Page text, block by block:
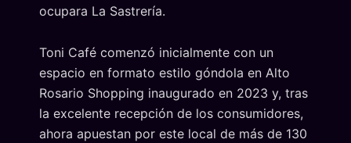
ocupara La Sastrería.
Toni Café comenzó inicialmente con un
espacio en formato estilo góndola en Alto
Rosario Shopping inaugurado en 2023 y, tras
la excelente recepción de los consumidores,
ahora apuestan por este local de más de 130